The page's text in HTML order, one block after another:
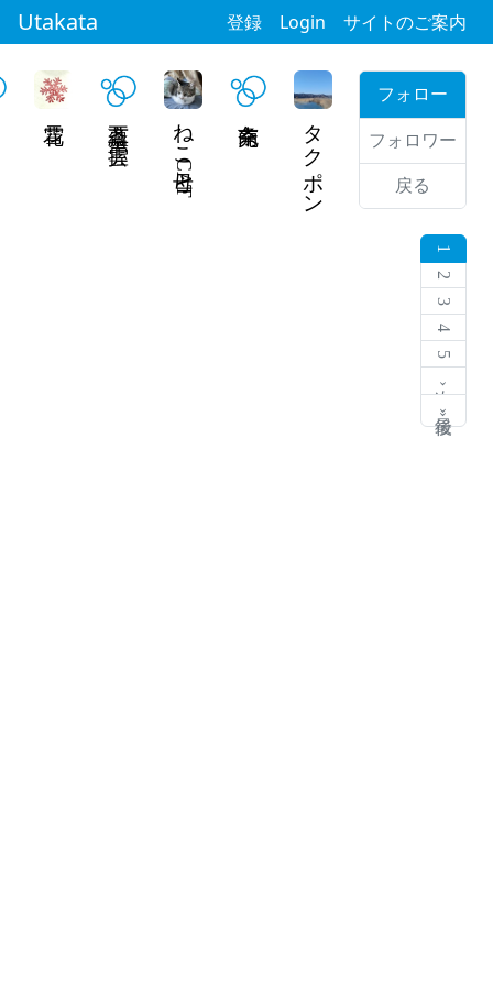
Utakata 登録 Login サイトのご案内
フォロー
フォロワー
戻る
1
2
3
4
5
次 ›
最後 »
タクポン
ねこ母CAT